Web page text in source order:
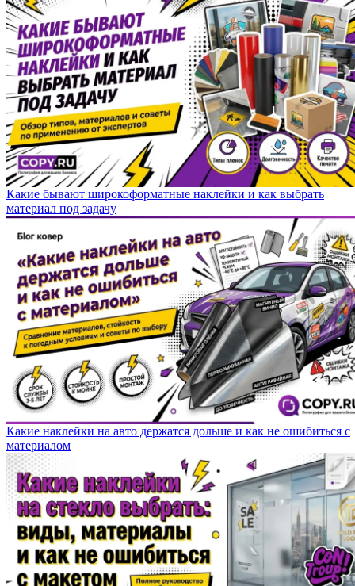
Какие бывают широкоформатные наклейки и как выбрать
материал под задачу
Какие наклейки на авто держатся дольше и как не ошибиться с
материалом